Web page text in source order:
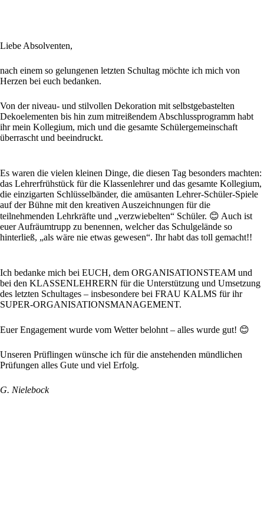
Liebe Absolventen,
nach einem so gelungenen letzten Schultag möchte ich mich von
Herzen bei euch bedanken.
Von der niveau- und stilvollen Dekoration mit selbstgebastelten
Dekoelementen bis hin zum mitreißendem Abschlussprogramm habt
ihr mein Kollegium, mich und die gesamte Schülergemeinschaft
überrascht und beeindruckt.
Es waren die vielen kleinen Dinge, die diesen Tag besonders machten:
das Lehrerfrühstück für die Klassenlehrer und das gesamte Kollegium,
die einzigarten Schlüsselbänder, die amüsanten Lehrer-Schüler-Spiele
auf der Bühne mit den kreativen Auszeichnungen für die
teilnehmenden Lehrkräfte und „verzwiebelten“ Schüler. 😊 Auch ist
euer Aufräumtrupp zu benennen, welcher das Schulgelände so
hinterließ, „als wäre nie etwas gewesen“. Ihr habt das toll gemacht!!
Ich bedanke mich bei EUCH, dem ORGANISATIONSTEAM und
bei den KLASSENLEHRERN für die Unterstützung und Umsetzung
des letzten Schultages – insbesondere bei FRAU KALMS für ihr
SUPER-ORGANISATIONSMANAGEMENT.
Euer Engagement wurde vom Wetter belohnt – alles wurde gut! 😊
Unseren Prüflingen wünsche ich für die anstehenden mündlichen
Prüfungen alles Gute und viel Erfolg.
G. Nielebock